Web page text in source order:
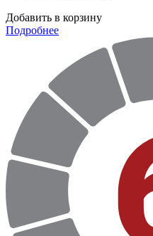
Добавить в корзину
Подробнее